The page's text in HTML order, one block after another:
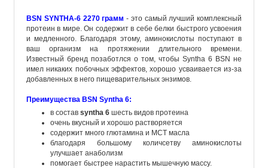
BSN SYNTHA-6 2270 грамм - это самый лучший комплексный
протеин в мире. Он содержит в себе белки быстрого усвоения
и медленного. Благодаря этому, аминокислоты поступают в
ваш организм на протяжении длительного времени.
Известный бренд позаботлся о том, чтобы Syntha 6 BSN не
имел никаких побочных эффектов,хорошо усваивается из-за
добавленных в него пищеварительных энзимов.
Преимущества BSN Syntha 6:
в состав syntha 6 шесть видов протеина
очень вкусный и хорошо растворяется
содержит много глютамина и MCT масла
благодаря большому количсетву аминокислоты
улучшает анаболизм
помогает быстрее нарастить мышечную массу.